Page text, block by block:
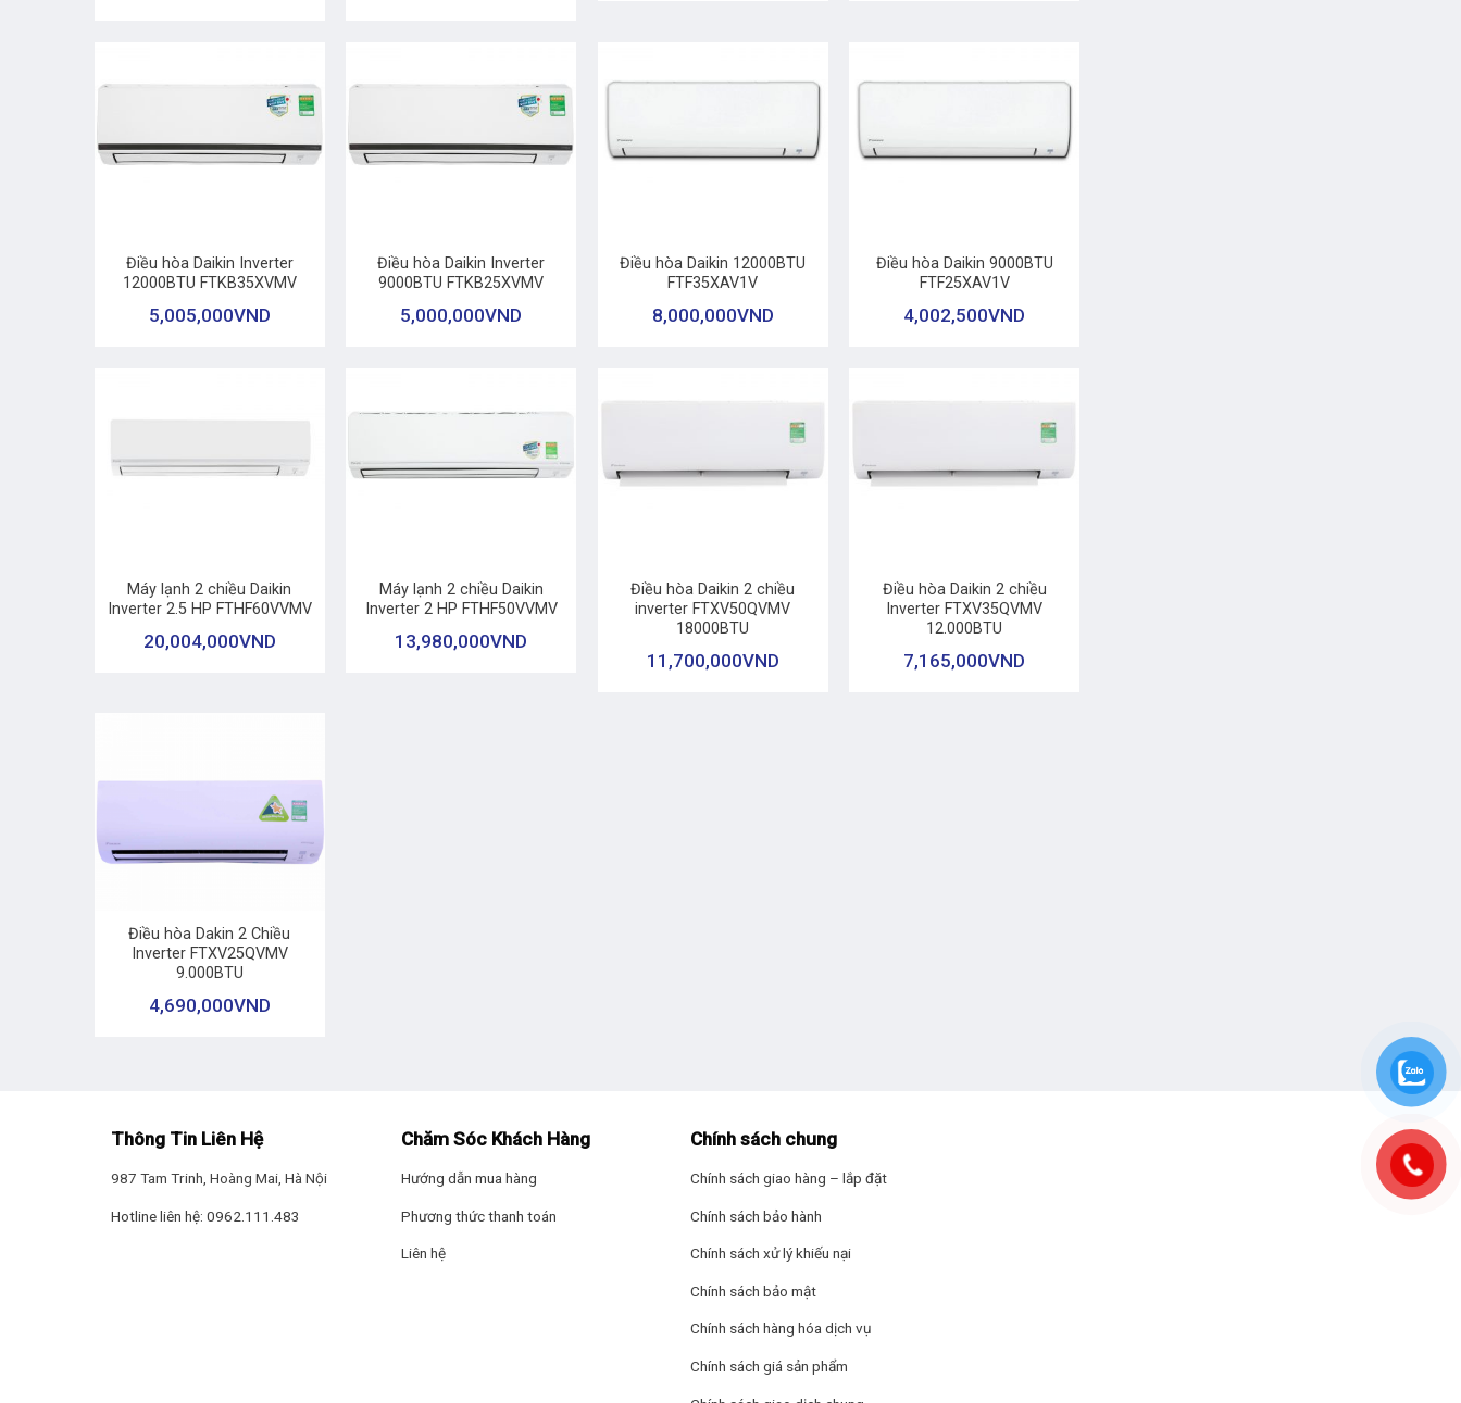
Điều hòa Daikin Inverter
12000BTU FTKB35XVMV
5,005,000VND
Điều hòa Daikin Inverter
9000BTU FTKB25XVMV
5,000,000VND
Điều hòa Daikin 12000BTU
FTF35XAV1V
8,000,000VND
Điều hòa Daikin 9000BTU
FTF25XAV1V
4,002,500VND
Máy lạnh 2 chiều Daikin
Inverter 2.5 HP FTHF60VVMV
20,004,000VND
Máy lạnh 2 chiều Daikin
Inverter 2 HP FTHF50VVMV
13,980,000VND
Điều hòa Daikin 2 chiều
inverter FTXV50QVMV
18000BTU
11,700,000VND
Điều hòa Daikin 2 chiều
Inverter FTXV35QVMV
12.000BTU
7,165,000VND
Điều hòa Dakin 2 Chiều
Inverter FTXV25QVMV
9.000BTU
4,690,000VND
Thông Tin Liên Hệ
987 Tam Trinh, Hoàng Mai, Hà Nội
Hotline liên hệ: 0962.111.483
Chăm Sóc Khách Hàng
Hướng dẫn mua hàng
Phương thức thanh toán
Liên hệ
Chính sách chung
Chính sách giao hàng – lắp đặt
Chính sách bảo hành
Chính sách xử lý khiếu nại
Chính sách bảo mật
Chính sách hàng hóa dịch vụ
Chính sách giá sản phẩm